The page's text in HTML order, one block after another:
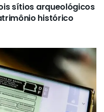
sítios arqueológicos
histórico